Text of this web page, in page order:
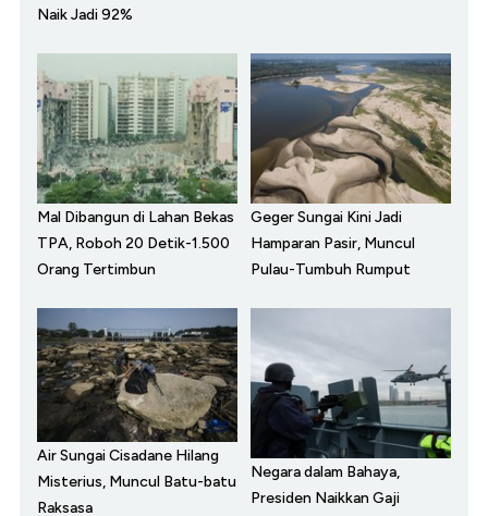
Naik Jadi 92%
Mal Dibangun di Lahan Bekas
TPA, Roboh 20 Detik-1.500
Orang Tertimbun
Geger Sungai Kini Jadi
Hamparan Pasir, Muncul
Pulau-Tumbuh Rumput
Air Sungai Cisadane Hilang
Misterius, Muncul Batu-batu
Raksasa
Negara dalam Bahaya,
Presiden Naikkan Gaji